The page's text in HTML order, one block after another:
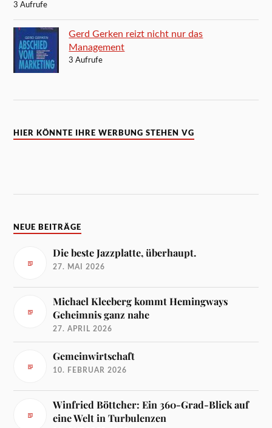
3 Aufrufe
Gerd Gerken reizt nicht nur das
Management
3 Aufrufe
HIER KÖNNTE IHRE WERBUNG STEHEN VG
NEUE BEITRÄGE
Die beste Jazzplatte, überhaupt.
27. MAI 2026
Michael Kleeberg kommt Hemingways
Geheimnis ganz nahe
27. APRIL 2026
Gemeinwirtschaft
10. FEBRUAR 2026
Winfried Böttcher: Ein 360-Grad-Blick auf
eine Welt in Turbulenzen